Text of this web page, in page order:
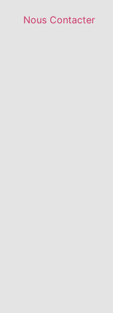
Nous Contacter